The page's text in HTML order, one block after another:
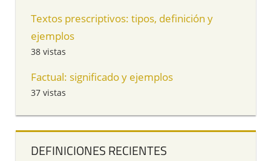
Textos prescriptivos: tipos, definición y
ejemplos
38 vistas
Factual: significado y ejemplos
37 vistas
DEFINICIONES RECIENTES